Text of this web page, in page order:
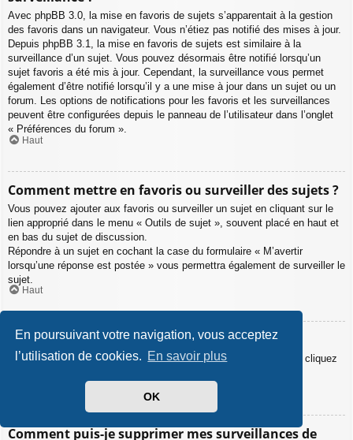
En poursuivant votre navigation, vous acceptez
l’utilisation de cookies. En savoir plus
OK
Avec phpBB 3.0, la mise en favoris de sujets s’apparentait à la gestion
des favoris dans un navigateur. Vous n’étiez pas notifié des mises à jour.
Depuis phpBB 3.1, la mise en favoris de sujets est similaire à la
surveillance d’un sujet. Vous pouvez désormais être notifié lorsqu’un
sujet favoris a été mis à jour. Cependant, la surveillance vous permet
également d’être notifié lorsqu’il y a une mise à jour dans un sujet ou un
forum. Les options de notifications pour les favoris et les surveillances
peuvent être configurées depuis le panneau de l’utilisateur dans l’onglet
« Préférences du forum ».
Haut
Comment mettre en favoris ou surveiller des sujets ?
Vous pouvez ajouter aux favoris ou surveiller un sujet en cliquant sur le
lien approprié dans le menu « Outils de sujet », souvent placé en haut et
en bas du sujet de discussion.
Répondre à un sujet en cochant la case du formulaire « M’avertir
lorsqu’une réponse est postée » vous permettra également de surveiller le
sujet.
Haut
Comment surveiller des forums ?
Pour surveiller un forum en particulier, une fois entré sur celui-ci, cliquez
Comment puis-je supprimer mes surveillances de